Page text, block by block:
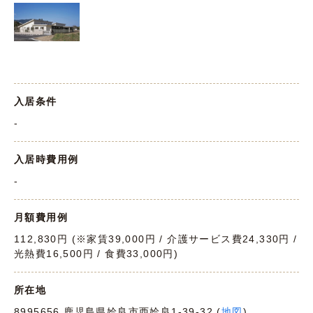
入居条件
-
入居時費用例
-
月額費用例
112,830円 (※家賃39,000円 / 介護サービス費24,330円 /
光熱費16,500円 / 食費33,000円)
所在地